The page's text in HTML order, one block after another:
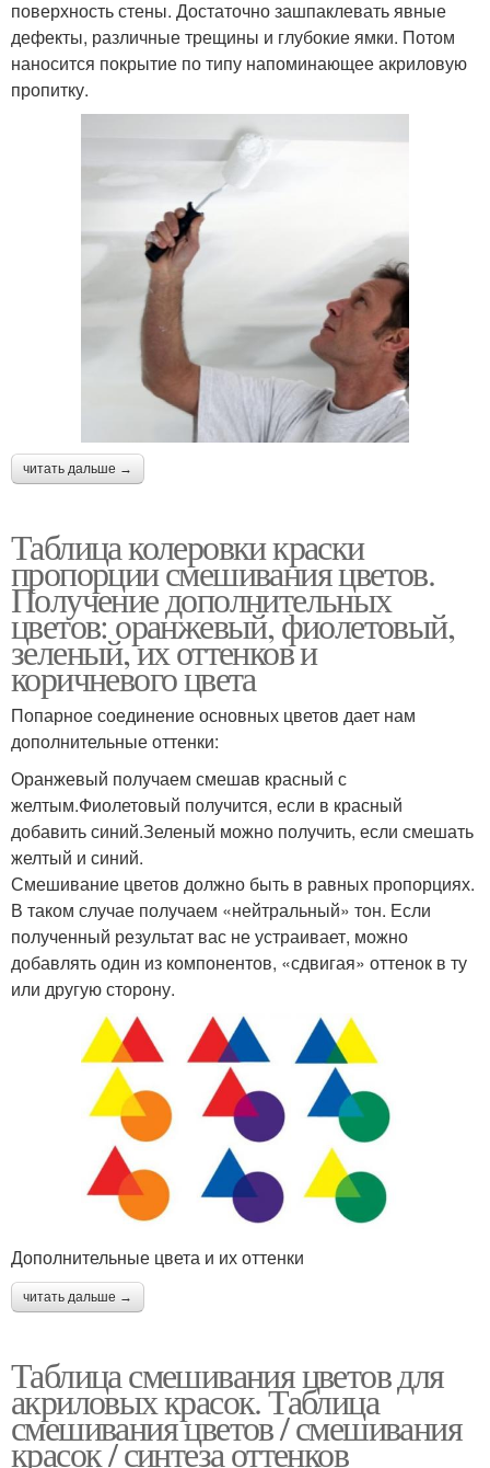
поверхность стены. Достаточно зашпаклевать явные
дефекты, различные трещины и глубокие ямки. Потом
наносится покрытие по типу напоминающее акриловую
пропитку.
читать дальше →
Таблица колеровки краски
пропорции смешивания цветов.
Получение дополнительных
цветов: оранжевый, фиолетовый,
зеленый, их оттенков и
коричневого цвета
Попарное соединение основных цветов дает нам
дополнительные оттенки:
Оранжевый получаем смешав красный с
желтым.Фиолетовый получится, если в красный
добавить синий.Зеленый можно получить, если смешать
желтый и синий.
Смешивание цветов должно быть в равных пропорциях.
В таком случае получаем «нейтральный» тон. Если
полученный результат вас не устраивает, можно
добавлять один из компонентов, «сдвигая» оттенок в ту
или другую сторону.
Дополнительные цвета и их оттенки
читать дальше →
Таблица смешивания цветов для
акриловых красок. Таблица
смешивания цветов / смешивания
красок / синтеза оттенков